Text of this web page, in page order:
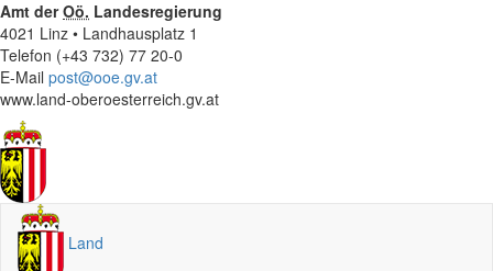
Amt derOö. Landesregierung
4021 Linz • Landhausplatz 1
Telefon (+43 732) 77 20-0
E-Mail post@ooe.gv.at
www.land-oberoesterreich.gv.at
Land